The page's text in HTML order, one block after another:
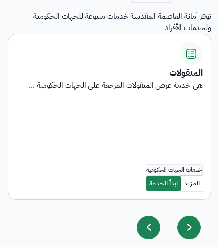
توفر أمانة العاصمة المقدسة خدمات متنوعة للجهات الحكومية
ولخدمات الأفراد
اشتراطات التأهيل وبيان الناقلي...
توفر الخدمة معلومات شاملة حول المتطلبات والاشتراطا...